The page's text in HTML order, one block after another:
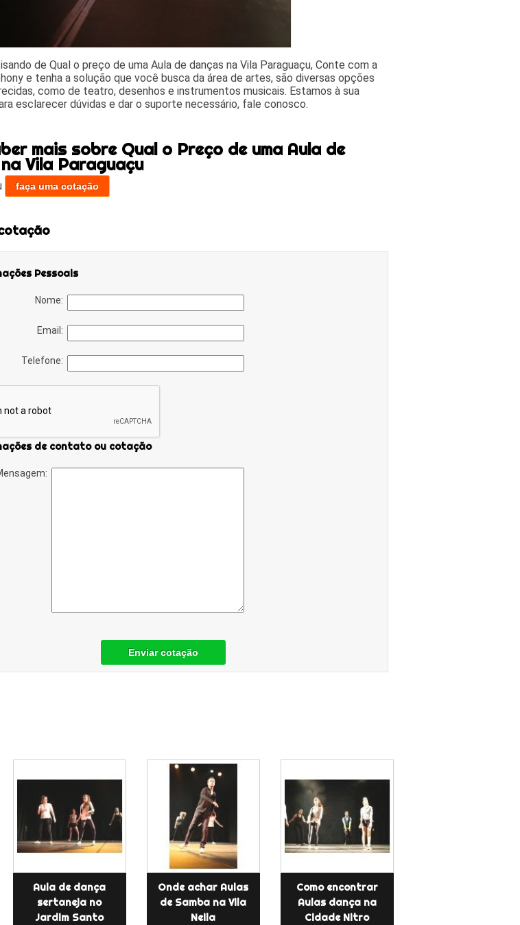
de Qual o preço de uma Aula de danças na Vila Paraguaçu, Conte com a
e tenha a solução que você busca da área de artes, são diversas opções
como de teatro, desenhos e instrumentos musicais. Estamos à sua
esclarecer dúvidas e dar o suporte necessário, fale conosco.
mais sobre Qual o Preço de uma Aula de
Vila Paraguaçu
faça uma cotação
Pessoais
Nome:
Email:
Telefone:
de contato ou cotação
Enviar cotação
Aula de dança
sertaneja no
Jardim Santo
Onde achar Aulas
de Samba na Vila
Neila
Como encontrar
Aulas dança na
Cidade Nitro